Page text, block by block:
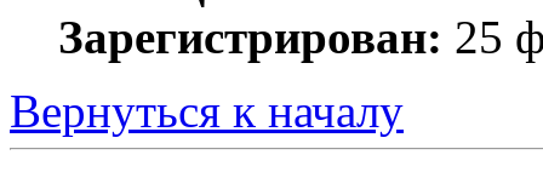
Зарегистрирован: 25
Вернуться к началу